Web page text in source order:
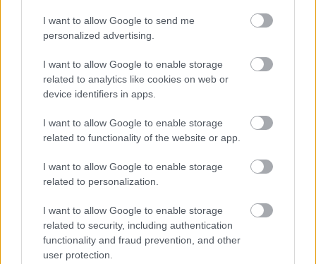
I want to allow Google to send me
personalized advertising.
I want to allow Google to enable storage
related to analytics like cookies on web or
device identifiers in apps.
I want to allow Google to enable storage
related to functionality of the website or app.
I want to allow Google to enable storage
related to personalization.
I want to allow Google to enable storage
related to security, including authentication
functionality and fraud prevention, and other
user protection.
Ακολουθήστε τοinsider.gr στο Google News
πρώτοι όλες τιςειδήσειςαπό την Ελλάδα και τον κόσμο.